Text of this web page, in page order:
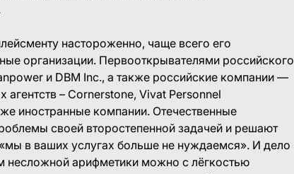
настороженно, чаще всего его
организации. Первооткрывателями российского
и DBM Inc., а также российские компании —
агентств – Cornerstone, Vivat Personnel
иностранные компании. Отечественные
своей второстепенной задачей и решают
в ваших услугах больше не нуждаемся». И дело
несложной арифметики можно с лёгкостью